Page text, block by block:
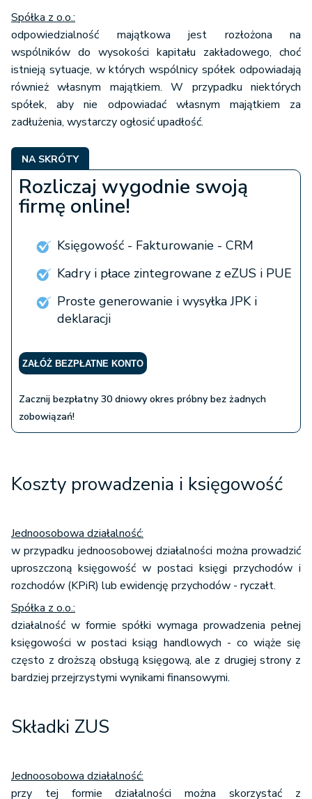
Spółka z o.o.:
odpowiedzialność majątkowa jest rozłożona na
wspólników do wysokości kapitału zakładowego, choć
istnieją sytuacje, w których wspólnicy spółek odpowiadają
również własnym majątkiem. W przypadku niektórych
spółek, aby nie odpowiadać własnym majątkiem za
zadłużenia, wystarczy ogłosić upadłość.
NA SKRÓTY
Rozliczaj wygodnie swoją
firmę online!
Księgowość - Fakturowanie - CRM
Kadry i płace zintegrowane z eZUS i PUE
Proste generowanie i wysyłka JPK i
deklaracji
ZAŁÓŻ BEZPŁATNE KONTO
Zacznij bezpłatny 30 dniowy okres próbny bez żadnych
zobowiązań!
Koszty prowadzenia i księgowość
Jednoosobowa działalność:
w przypadku jednoosobowej działalności można prowadzić
uproszczoną księgowość w postaci księgi przychodów i
rozchodów (KPiR) lub ewidencję przychodów - ryczałt.
Spółka z o.o.:
działalność w formie spółki wymaga prowadzenia pełnej
księgowości w postaci ksiąg handlowych - co wiąże się
często z droższą obsługą księgową, ale z drugiej strony z
bardziej przejrzystymi wynikami finansowymi.
Składki ZUS
Jednoosobowa działalność:
przy tej formie działalności można skorzystać z